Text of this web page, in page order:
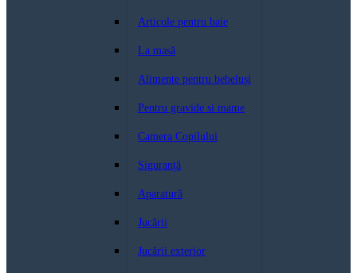
Articole pentru baie
La masă
Alimente pentru bebeluși
Pentru gravide si mame
Camera Copilului
Siguranță
Aparatură
Jucării
Jucării exterior